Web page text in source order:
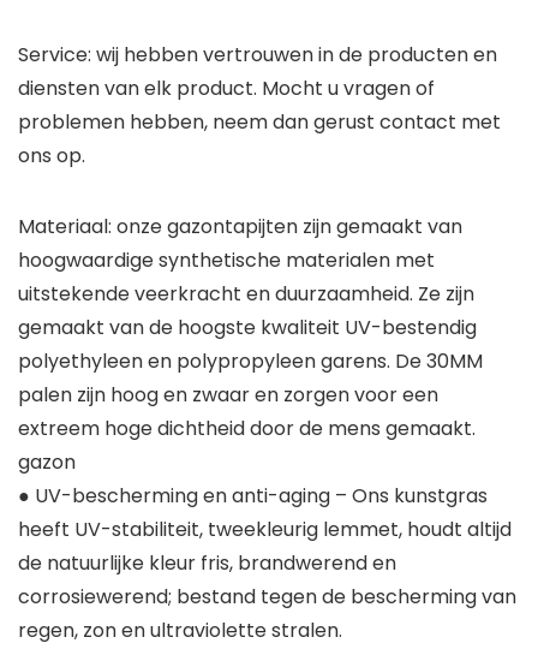
Service: wij hebben vertrouwen in de producten en
diensten van elk product. Mocht u vragen of
problemen hebben, neem dan gerust contact met
ons op.
Materiaal: onze gazontapijten zijn gemaakt van
hoogwaardige synthetische materialen met
uitstekende veerkracht en duurzaamheid. Ze zijn
gemaakt van de hoogste kwaliteit UV-bestendig
polyethyleen en polypropyleen garens. De 30MM
palen zijn hoog en zwaar en zorgen voor een
extreem hoge dichtheid door de mens gemaakt.
gazon
● UV-bescherming en anti-aging – Ons kunstgras
heeft UV-stabiliteit, tweekleurig lemmet, houdt altijd
de natuurlijke kleur fris, brandwerend en
corrosiewerend; bestand tegen de bescherming van
regen, zon en ultraviolette stralen.